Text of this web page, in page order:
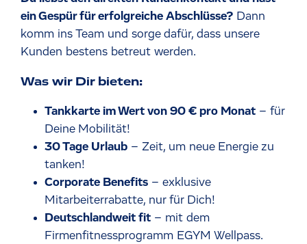
ein Gespür für erfolgreiche Abschlüsse? Dann
komm ins Team und sorge dafür, dass unsere
Kunden bestens betreut werden.
Was wir Dir bieten:
Tankkarte im Wert von 90 € pro Monat – für
Deine Mobilität!
30 Tage Urlaub – Zeit, um neue Energie zu
tanken!
Corporate Benefits – exklusive
Mitarbeiterrabatte, nur für Dich!
Deutschlandweit fit – mit dem
Firmenfitnessprogramm EGYM Wellpass.